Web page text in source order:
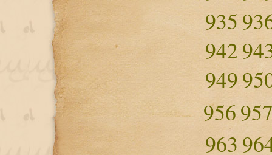
935
942
949
956
963